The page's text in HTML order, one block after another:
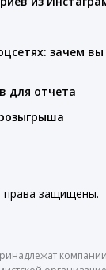
зачем
для отчета
права защищены.